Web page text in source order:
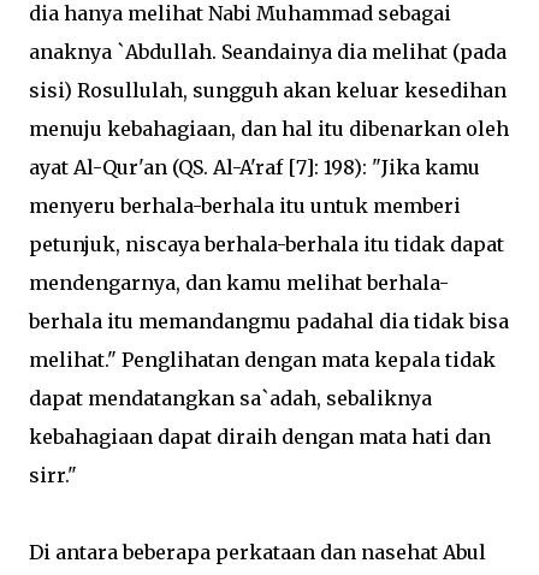
dia hanya melihat Nabi Muhammad sebagai
anaknya `Abdullah. Seandainya dia melihat (pada
sisi) Rosullulah, sungguh akan keluar kesedihan
menuju kebahagiaan, dan hal itu dibenarkan oleh
ayat Al-Qur'an (QS. Al-A'raf [7]: 198): "Jika kamu
menyeru berhala-berhala itu untuk memberi
petunjuk, niscaya berhala-berhala itu tidak dapat
mendengarnya, dan kamu melihat berhala-
berhala itu memandangmu padahal dia tidak bisa
melihat." Penglihatan dengan mata kepala tidak
dapat mendatangkan sa`adah, sebaliknya
kebahagiaan dapat diraih dengan mata hati dan
sirr."
Di antara beberapa perkataan dan nasehat Abul